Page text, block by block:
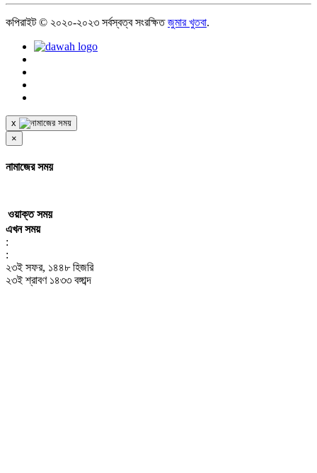
কপিরাইট © ২০২০-২০২৩ সর্বস্বত্ব সংরক্ষিতজুমার খুতবা.
x
×
নামাজের সময়
ওয়াক্ত সময়
এখন সময়
:
:
২৩ই সফর, ১৪৪৮ হিজরি
২৩ই শ্রাবণ ১৪৩৩ বঙ্গাব্দ